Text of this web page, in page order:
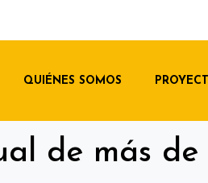
QUIÉNES SOMOS
de más